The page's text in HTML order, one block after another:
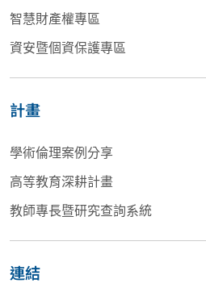
智慧財產權專區
資安暨個資保護專區
計畫
學術倫理案例分享
高等教育深耕計畫
教師專長暨研究查詢系統
連結